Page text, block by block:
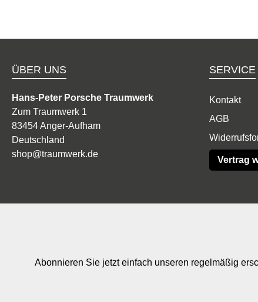
ÜBER UNS
Hans-Peter Porsche Traumwerk
Zum Traumwerk 1
83454 Anger-Aufham
Deutschland
shop@traumwerk.de
SERVICE
Kontakt
AGB
Vertrag
Abonnieren Sie jetzt einfach unseren regelmäßig